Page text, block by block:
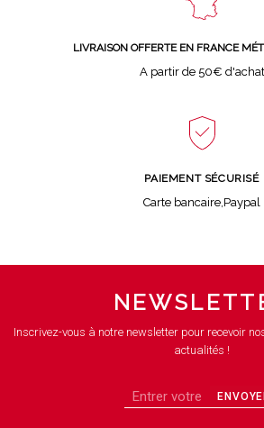
LIVRAISON OFFERTE EN FRANCE
A partir de 50€ d'achat
PAIEMENT SÉCURISÉ
Carte bancaire,Paypal
Inscrivez-vous à notre newsletter pour recevoir
actualités !